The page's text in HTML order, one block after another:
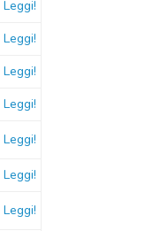
Leggi!
Leggi!
Leggi!
Leggi!
Leggi!
Leggi!
Leggi!